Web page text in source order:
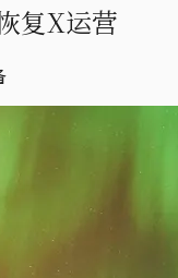
复X运营